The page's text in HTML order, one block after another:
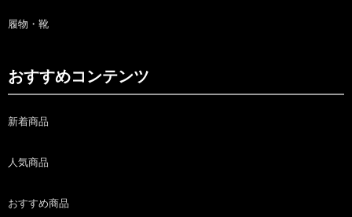
履物・靴
おすすめコンテンツ
新着商品
人気商品
おすすめ商品